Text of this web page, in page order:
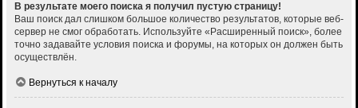
В результате моего поиска я получил пустую страницу!
Ваш поиск дал слишком большое количество результатов, которые веб-
сервер не смог обработать. Используйте «Расширенный поиск», более
точно задавайте условия поиска и форумы, на которых он должен быть
осуществлён.
Вернуться к началу